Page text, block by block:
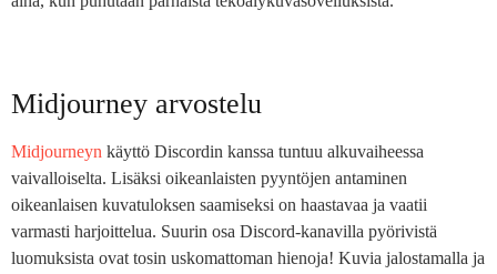
Midjourney arvostelu
Midjourneyn käyttö Discordin kanssa tuntuu alkuvaiheessa
vaivalloiselta. Lisäksi oikeanlaisten pyyntöjen antaminen
oikeanlaisen kuvatuloksen saamiseksi on haastavaa ja vaatii
varmasti harjoittelua. Suurin osa Discord-kanavilla pyörivistä
luomuksista ovat tosin uskomattoman hienoja! Kuvia jalostamalla ja